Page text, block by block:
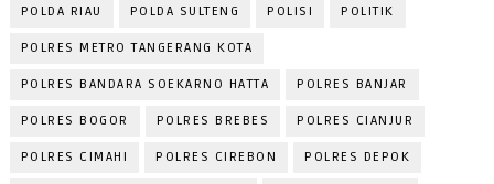
POLDA RIAU POLDA SULTENG POLISI POLITIK
POLRES METRO TANGERANG KOTA
POLRES BANDARA SOEKARNO HATTA POLRES BANJAR
POLRES BOGOR POLRES BREBES POLRES CIANJUR
POLRES CIMAHI POLRES CIREBON POLRES DEPOK